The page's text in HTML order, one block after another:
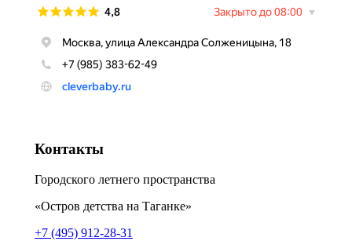
Контакты
Городского летнего пространства
«Остров детства на Таганке»
+7 (495) 912-28-31